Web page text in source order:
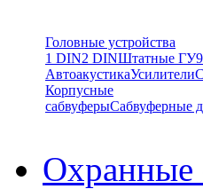
Головные устройства
1 DIN2 DINШтатные ГУ
АвтоакустикаУсилители
Корпусные
сабвуферыСабвуферные
Охранные